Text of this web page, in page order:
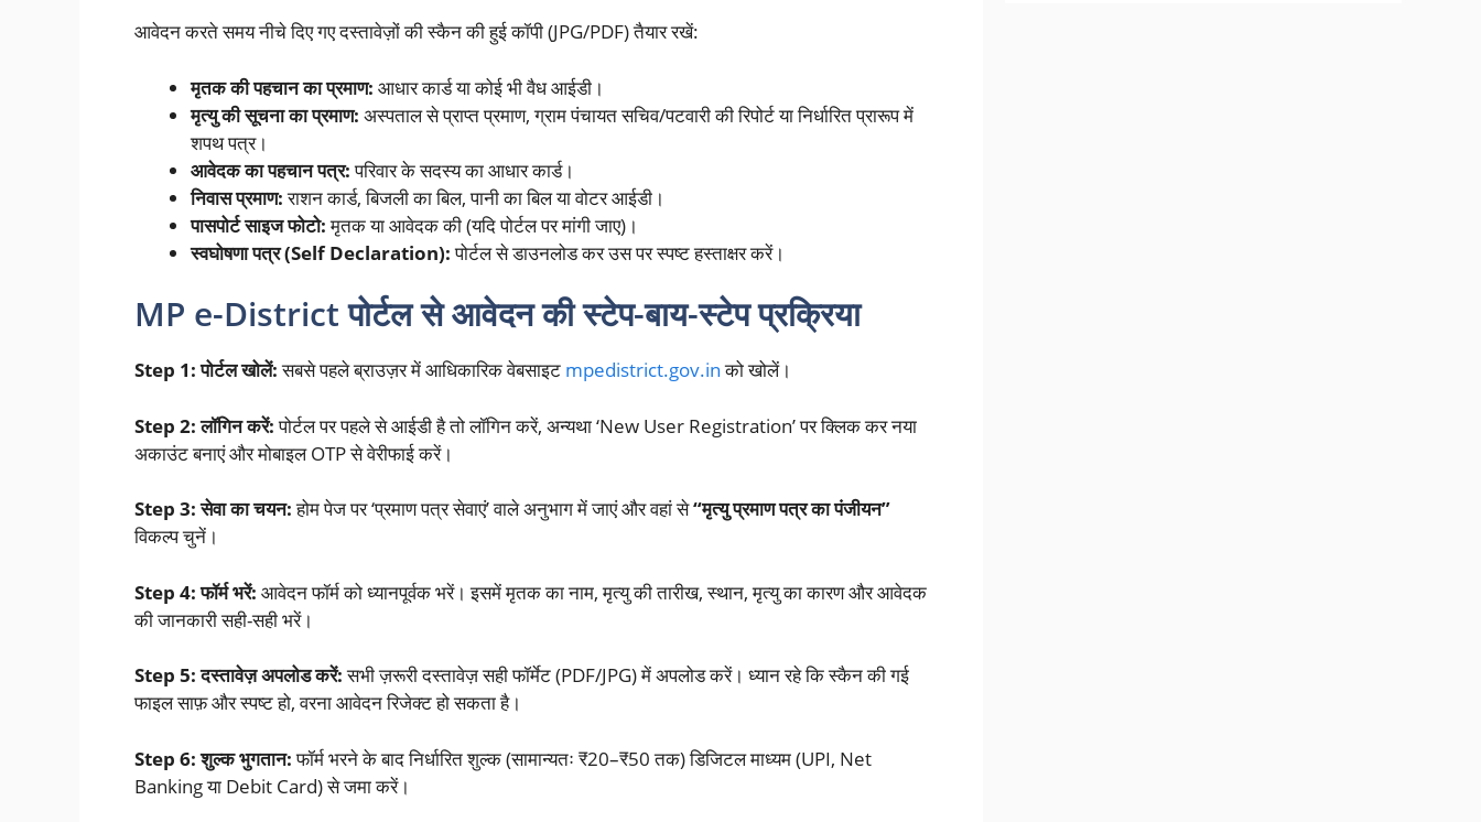
आवेदन करते समय नीचे दिए गए दस्तावेज़ों की स्कैन की हुई कॉपी (JPG/PDF) तैयार रखें:
मृतक की पहचान का प्रमाण: आधार कार्ड या कोई भी वैध आईडी।
मृत्यु की सूचना का प्रमाण: अस्पताल से प्राप्त प्रमाण, ग्राम पंचायत सचिव/पटवारी की रिपोर्ट या निर्धारित प्रारूप में
शपथ पत्र।
आवेदक का पहचान पत्र:परिवार के सदस्य का आधार कार्ड।
निवास प्रमाण:राशन कार्ड, बिजली का बिल, पानी का बिल या वोटर आईडी।
पासपोर्ट साइज फोटो:मृतक या आवेदक की (यदि पोर्टल पर मांगी जाए)।
स्वघोषणा पत्र (Self Declaration):पोर्टल से डाउनलोड कर उस पर स्पष्ट हस्ताक्षर करें।
MP e-District पोर्टल से आवेदन की स्टेप-बाय-स्टेप प्रक्रिया
Step 1: पोर्टल खोलें:सबसे पहले ब्राउज़र में आधिकारिक वेबसाइट mpedistrict.gov.inको खोलें।
Step 2: लॉगिन करें:पोर्टल पर पहले से आईडी है तो लॉगिन करें, अन्यथा ‘New User Registration’ पर क्लिक कर नया
अकाउंट बनाएं और मोबाइल OTP से वेरीफाई करें।
Step 3: सेवा का चयन:होम पेज पर ‘प्रमाण पत्र सेवाएं’ वाले अनुभाग में जाएं और वहां से“मृत्यु प्रमाण पत्र का पंजीयन”
विकल्प चुनें।
Step 4: फॉर्म भरें: आवेदन फॉर्म को ध्यानपूर्वक भरें। इसमें मृतक का नाम, मृत्यु की तारीख, स्थान, मृत्यु का कारण और आवेदक
की जानकारी सही-सही भरें।
Step 5: दस्तावेज़ अपलोड करें:सभी ज़रूरी दस्तावेज़ सही फॉर्मेट (PDF/JPG) में अपलोड करें। ध्यान रहे कि स्कैन की गई
फाइल साफ़ और स्पष्ट हो, वरना आवेदन रिजेक्ट हो सकता है।
Step 6: शुल्क भुगतान:फॉर्म भरने के बाद निर्धारित शुल्क (सामान्यतः ₹20–₹50 तक) डिजिटल माध्यम (UPI, Net
Banking या Debit Card) से जमा करें।